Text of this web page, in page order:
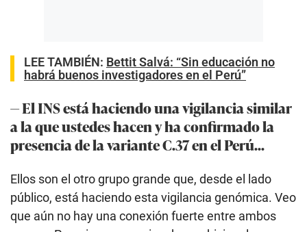
LEE TAMBIÉN: Bettit Salvá: “Sin educación no
habrá buenos investigadores en el Perú”
— El INS está haciendo una vigilancia similar
a la que ustedes hacen y ha confirmado la
presencia de la variante C.37 en el Perú...
Ellos son el otro grupo grande que, desde el lado
público, está haciendo esta vigilancia genómica. Veo
que aún no hay una conexión fuerte entre ambos